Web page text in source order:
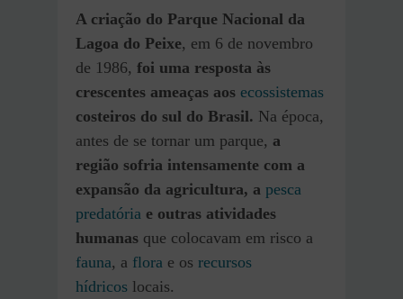
A criação do Parque Nacional da
Lagoa do Peixe, em 6 de novembro
de 1986, foi uma resposta às
crescentes ameaças aos ecossistemas
costeiros do sul do Brasil. Na época,
antes de se tornar um parque, a
região sofria intensamente com a
expansão da agricultura, a pesca
predatória e outras atividades
humanas que colocavam em risco a
fauna, a flora e os recursos
hídricos locais.